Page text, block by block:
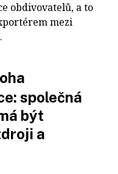
obdivovatelů, a to
mezi
společná
být
a